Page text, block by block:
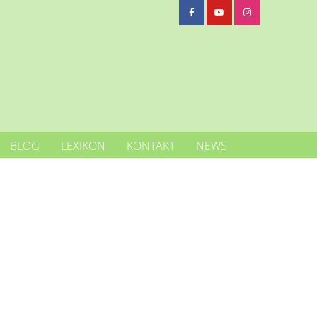
BLOG LEXIKON KONTAKT NEWS